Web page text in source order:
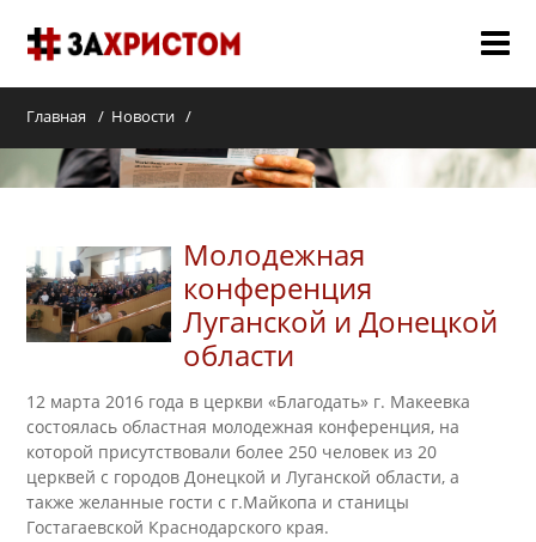
О НАС
МЕРОПРИЯТИЯ 2018
ГАЛЕРЕЯ
НОВОСТИ
Главная Новости
Молодежная
конференция
Луганской и Донецкой
области
12 марта 2016 года в церкви «Благодать» г. Макеевка
состоялась областная молодежная конференция, на
которой присутствовали более 250 человек из 20
церквей с городов Донецкой и Луганской области, а
также желанные гости с г.Майкопа и станицы
Гостагаевской Краснодарского края.